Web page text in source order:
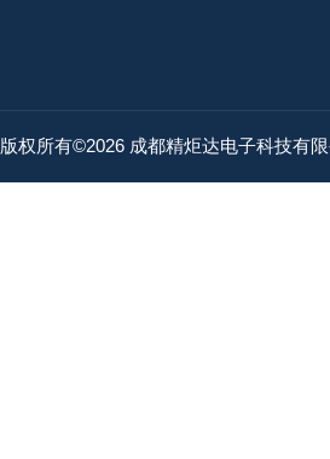
版权所有©2026 成都精炬达电子科技有